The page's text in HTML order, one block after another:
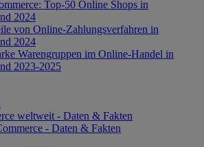
Top-50 Online Shops in
2024
von Online-Zahlungsverfahren in
2024
Warengruppen im Online-Handel in
2023-2025
weltweit - Daten & Fakten
- Daten & Fakten